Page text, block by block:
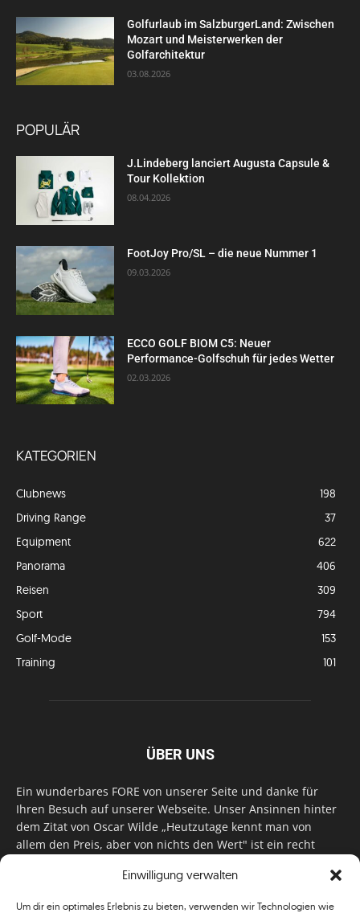
Einwilligung verwalten
Um dir ein optimales Erlebnis zu bieten, verwenden wir Technologien wie
Golfurlaub im SalzburgerLand: Zwischen
Mozart und Meisterwerken der
Golfarchitektur
03.08.2026
POPULÄR
J.Lindeberg lanciert Augusta Capsule &
Tour Kollektion
08.04.2026
FootJoy Pro/SL – die neue Nummer 1
09.03.2026
ECCO GOLF BIOM C5: Neuer
Performance-Golfschuh für jedes Wetter
02.03.2026
KATEGORIEN
Clubnews
198
Driving Range
37
Equipment
622
Panorama
406
Reisen
309
Sport
794
Golf-Mode
153
Training
101
ÜBER UNS
Ein wunderbares FORE von unserer Seite und danke für
Ihren Besuch auf unserer Webseite. Unser Ansinnen hinter
dem Zitat von Oscar Wilde „Heutzutage kennt man von
allem den Preis, aber von nichts den Wert" ist ein recht
für Monat unser Bestes, um Sie mit außergewöhnlichen